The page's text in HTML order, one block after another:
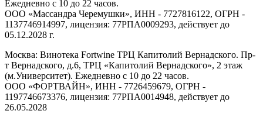
Ежедневно с 10 до 22 часов.
ООО «Массандра Черемушки», ИНН - 7727816122, ОГРН -
1137746914997, лицензия: 77РПА0009293, действует до
05.12.2028 г.
Москва: Винотека Fortwine ТРЦ Капитолий Вернадского. Пр-
т Вернадского, д.6, ТРЦ «Капитолий Вернадского», 2 этаж
(м.Университет). Ежедневно с 10 до 22 часов.
ООО «ФОРТВАЙН», ИНН - 7726459679, ОГРН -
1197746673376, лицензия: 77РПА0014948, действует до
26.05.2028